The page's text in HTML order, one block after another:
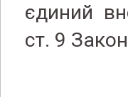
єдиний
ст. 9